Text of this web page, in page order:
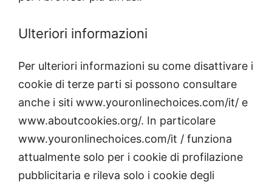
Ulteriori informazioni
Per ulteriori informazioni su come disattivare i
cookie di terze parti si possono consultare
anche i siti www.youronlinechoices.com/it/ e
www.aboutcookies.org/. In particolare
www.youronlinechoices.com/it / funziona
attualmente solo per i cookie di profilazione
pubblicitaria e rileva solo i cookie degli